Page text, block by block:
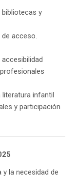
bibliotecas y
acceso.
literatura infantil
y participación
la necesidad de